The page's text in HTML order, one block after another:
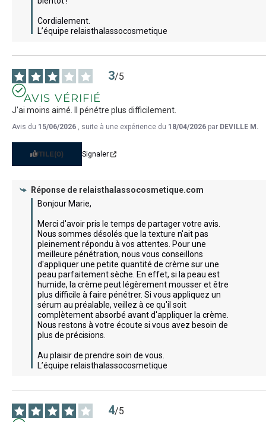
Cordialement.
L’équipe relaisthalassocosmetique
3/5
AVIS VÉRIFIÉ
J'ai moins aimé. Il pénétre plus difficilement.
Avis du 15/06/2026 , suite à une expérience du 18/04/2026 par DEVILLE M.
UTILE(0) Signaler
Réponse de relaisthalassocosmetique.com
Bonjour Marie,
Merci d'avoir pris le temps de partager votre avis.
Nous sommes désolés que la texture n'ait pas
pleinement répondu à vos attentes. Pour une
meilleure pénétration, nous vous conseillons
d'appliquer une petite quantité de crème sur une
peau parfaitement sèche. En effet, si la peau est
humide, la crème peut légèrement mousser et être
plus difficile à faire pénétrer. Si vous appliquez un
sérum au préalable, veillez à ce qu'il soit
complètement absorbé avant d'appliquer la crème.
Nous restons à votre écoute si vous avez besoin de
plus de précisions.
Au plaisir de prendre soin de vous.
L’équipe relaisthalassocosmetique
4/5